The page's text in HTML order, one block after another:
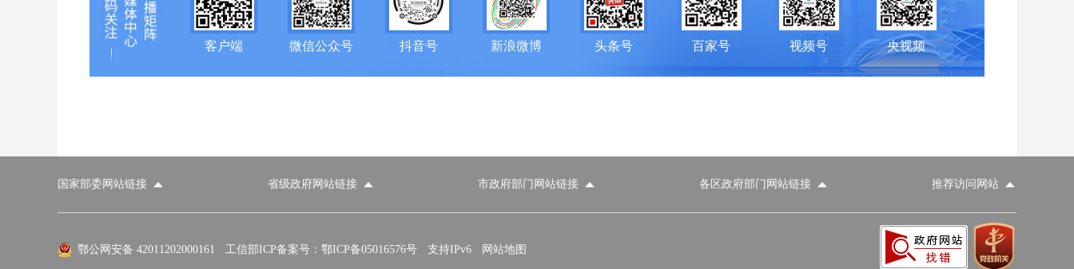
客户端 微信公众号 抖音号 新浪微博 头条号 百家号 视频号 央视频
国家部委网站链接 省级政府网站链接 市政府部门网站链接 各区政府部门网站链接 推荐访问网站
国家部委网站 省级政府网站 市政府部门网站 各区政府部门网站 推荐访问网站
外交部 国防部 国家发展和改革委员会 工业和信息化部
鄂公网安备 42011202000161 工信部ICP备案号：鄂ICP备05016576号 支持IPv6 网站地图